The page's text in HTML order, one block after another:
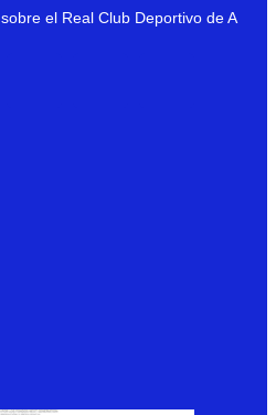
sobre el Real Club Deportivo de A